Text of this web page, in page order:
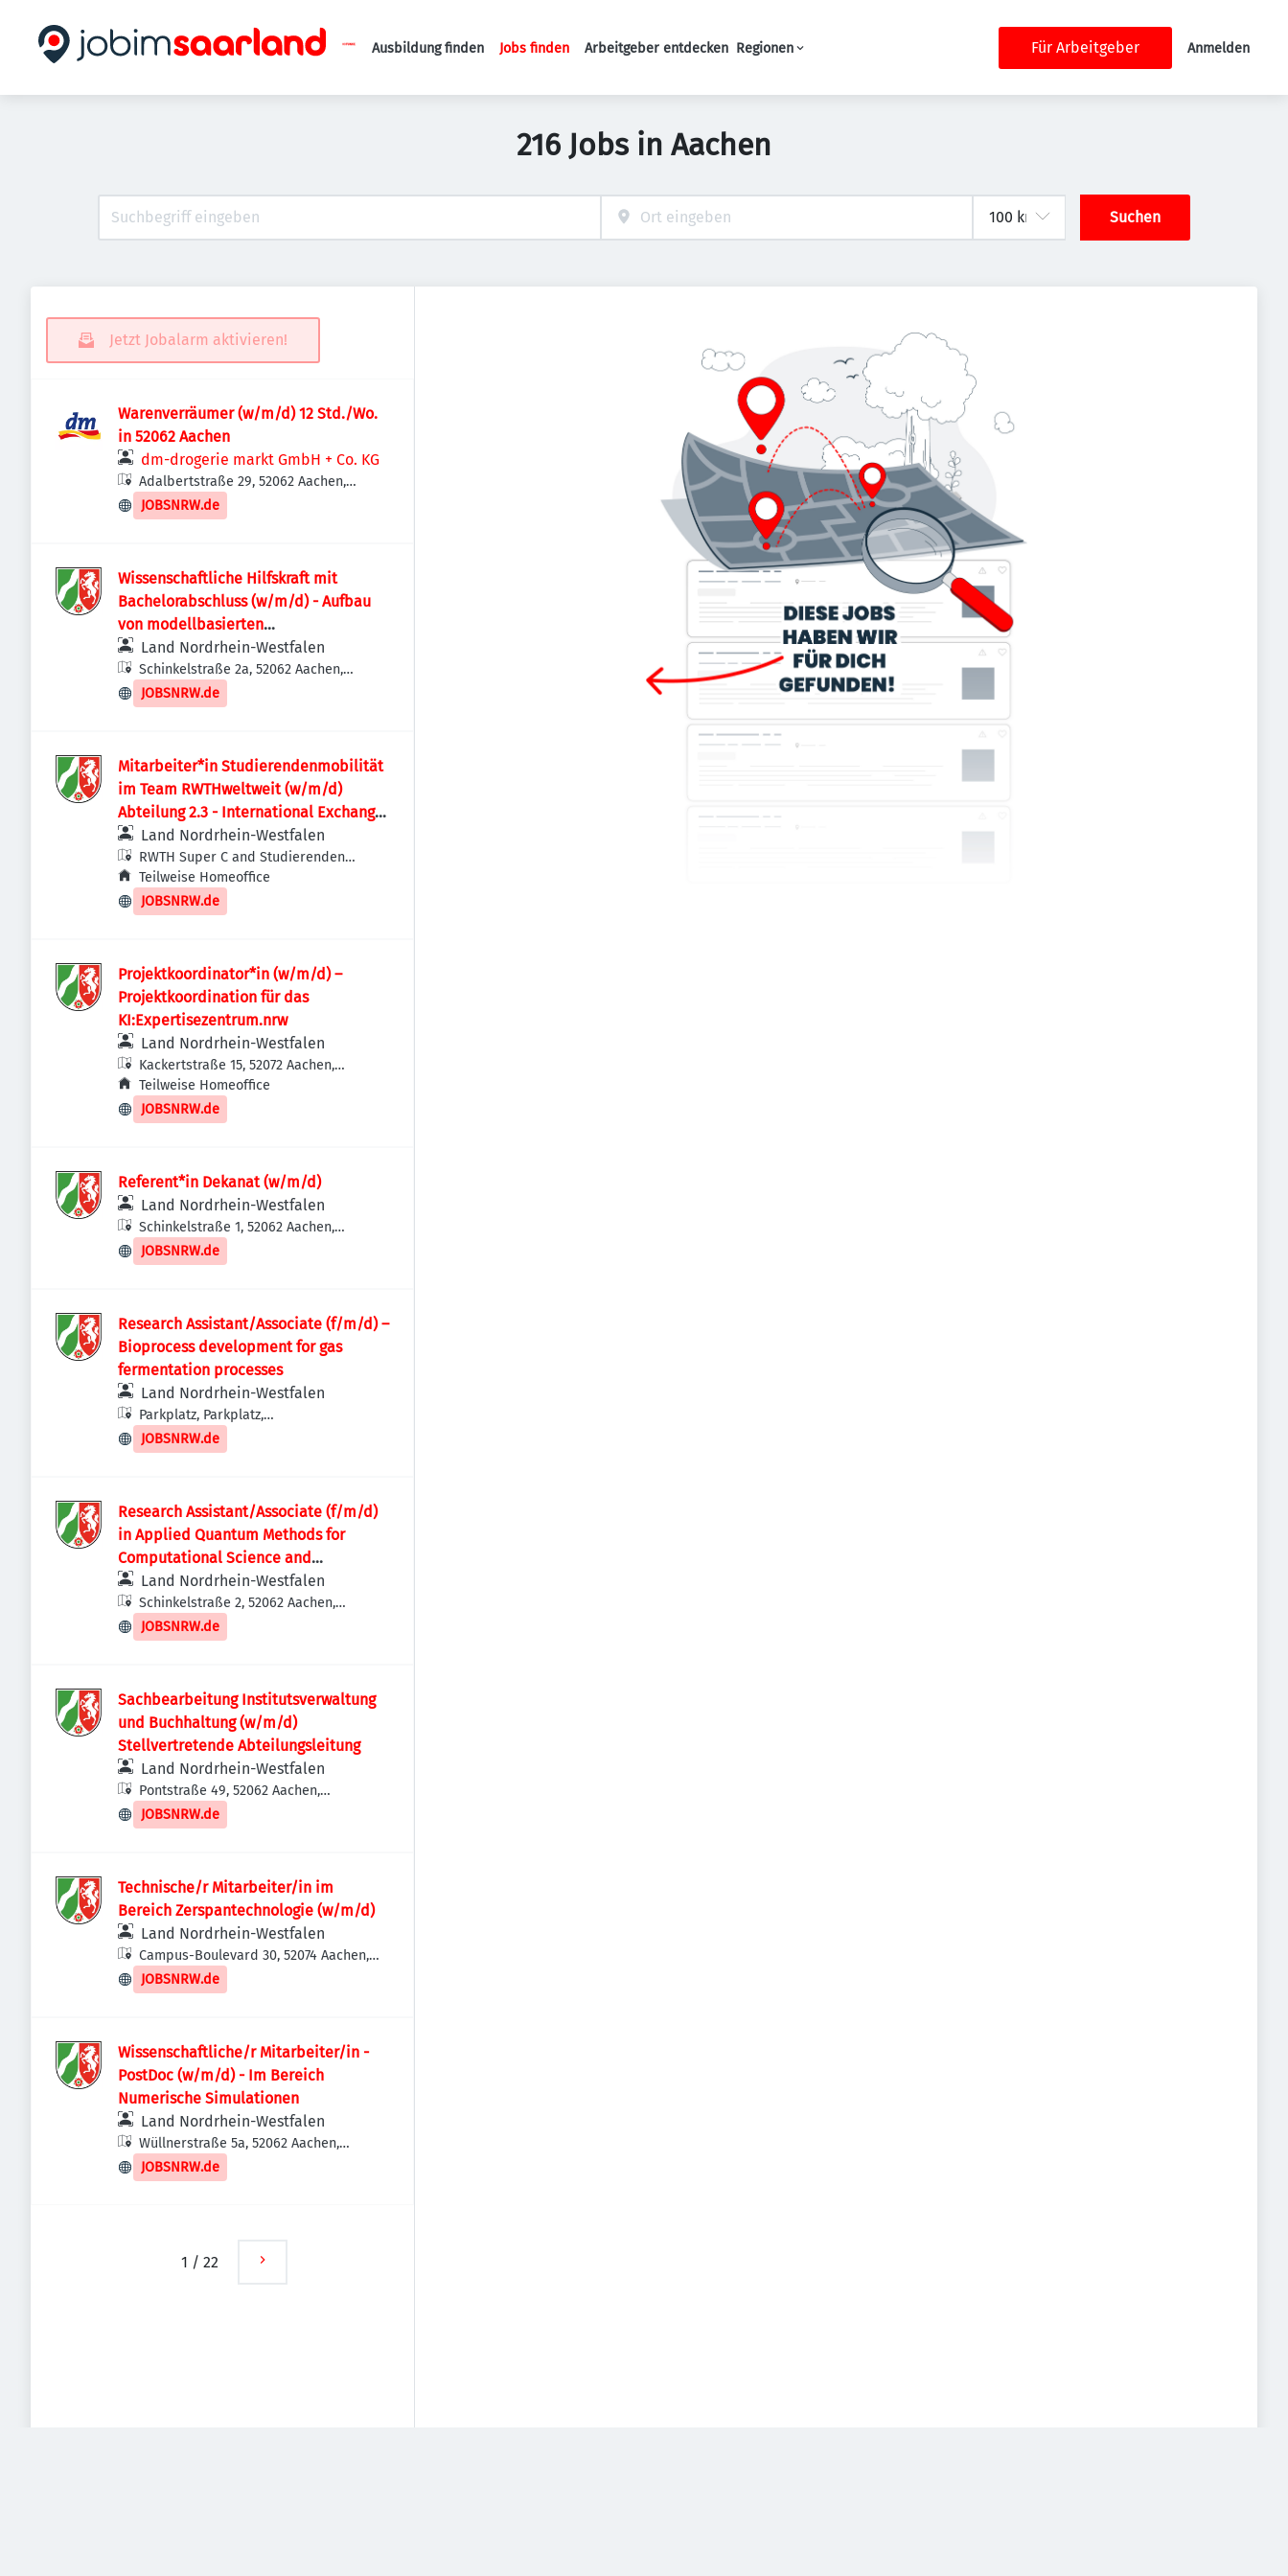
Haupt-Navigation
Ausbildung finden Jobs finden Arbeitgeber entdecken Regionen Für Arbeitgeber Anmelden
216 Jobs in Aachen
Suchen
Jetzt Jobalarm aktivieren!
Warenverräumer (w/m/d) 12 Std./Wo.
in 52062 Aachen
dm-drogerie markt GmbH + Co. KG
Adalbertstraße 29, 52062 Aachen,
Deutschland
JOBSNRW.de
Wissenschaftliche Hilfskraft mit
Bachelorabschluss (w/m/d) - Aufbau
von modellbasierten
Systembeispielen in 3DX
Wissenschaftliche Hilfskraft mit
Bachelorabschluss (w/m/d) - Aufbau
Land Nordrhein-Westfalen
Schinkelstraße 2a, 52062 Aachen,
Deutschland
JOBSNRW.de
Mitarbeiter*in Studierendenmobilität
im Team RWTHweltweit (w/m/d)
Abteilung 2.3 - International Exchange
Programs
Land Nordrhein-Westfalen
RWTH Super C and Studierenden
Sekretariat, Templergraben 57, 52062
Aachen, Deutschland
Teilweise Homeoffice
JOBSNRW.de
Projektkoordinator*in (w/m/d) –
Projektkoordination für das
KI:Expertisezentrum.nrw
Land Nordrhein-Westfalen
Kackertstraße 15, 52072 Aachen,
Deutschland
Teilweise Homeoffice
JOBSNRW.de
Referent*in Dekanat (w/m/d)
Land Nordrhein-Westfalen
Schinkelstraße 1, 52062 Aachen,
Deutschland
JOBSNRW.de
Research Assistant/Associate (f/m/d) –
Bioprocess development for gas
fermentation processes
Land Nordrhein-Westfalen
Parkplatz, Parkplatz,
Forckenbeckstraße 51, 52074 Aachen,
Deutschland
JOBSNRW.de
Research Assistant/Associate (f/m/d)
in Applied Quantum Methods for
Computational Science and
Engineering
Land Nordrhein-Westfalen
Schinkelstraße 2, 52062 Aachen,
Deutschland
JOBSNRW.de
Sachbearbeitung Institutsverwaltung
und Buchhaltung (w/m/d)
Stellvertretende Abteilungsleitung
Land Nordrhein-Westfalen
Pontstraße 49, 52062 Aachen,
Deutschland
JOBSNRW.de
Technische/r Mitarbeiter/in im
Bereich Zerspantechnologie (w/m/d)
Land Nordrhein-Westfalen
Campus-Boulevard 30, 52074 Aachen,
Deutschland
JOBSNRW.de
Wissenschaftliche/r Mitarbeiter/in -
PostDoc (w/m/d) - Im Bereich
Numerische Simulationen
Land Nordrhein-Westfalen
Wüllnerstraße 5a, 52062 Aachen,
Deutschland
JOBSNRW.de
1 / 22